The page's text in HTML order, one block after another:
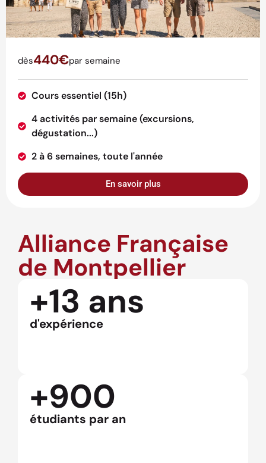
dès440€par semaine
Cours essentiel (15h)
4 activités par semaine (excursions,
dégustation...)
2 à 6 semaines, toute l'année
En savoir plus
Alliance Française
de Montpellier
+13 ans
d'expérience
+900
étudiants par an